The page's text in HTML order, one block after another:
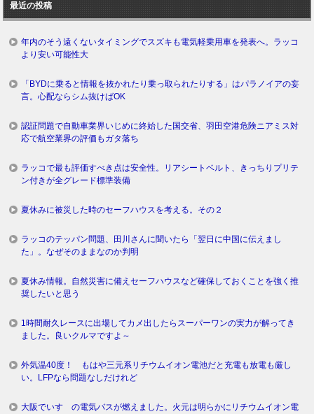
グ
最近の投稿
年内のそう遠くないタイミングでスズキも電気軽乗用車を発表へ。ラッコ
より安い可能性大
「BYDに乗ると情報を抜かれたり乗っ取られたりする」はパラノイアの妄
言。心配ならシム抜けばOK
認証問題で自動車業界いじめに終始した国交省、羽田空港危険ニアミス対
応で航空業界の評価もガタ落ち
ラッコで最も評価すべき点は安全性。リアシートベルト、きっちりプリテ
ン付きが全グレード標準装備
夏休みに被災した時のセーフハウスを考える。その２
ラッコのテッパン問題、田川さんに聞いたら「翌日に中国に伝えまし
た」。なぜそのままなのか判明
夏休み情報。自然災害に備えセーフハウスなど確保しておくことを強く推
奨したいと思う
1時間耐久レースに出場してカメ出したらスーパーワンの実力が解ってき
ました。良いクルマですよ～
外気温40度！ もはや三元系リチウムイオン電池だと充電も放電も厳し
い。LFPなら問題なしだけれど
大阪でいすゞの電気バスが燃えました。火元は明らかにリチウムイオン電